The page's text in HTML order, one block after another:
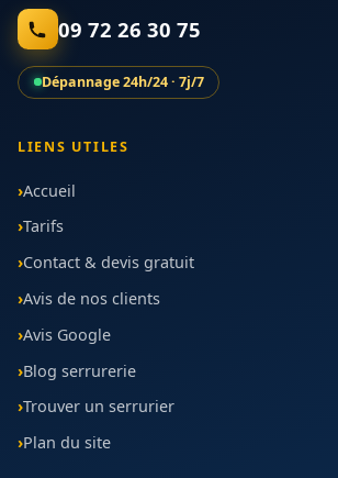
09 72 26 30 75
Dépannage 24h/24 · 7j/7
LIENS UTILES
Accueil
Tarifs
Contact & devis gratuit
Avis de nos clients
Avis Google
Blog serrurerie
Trouver un serrurier
Plan du site